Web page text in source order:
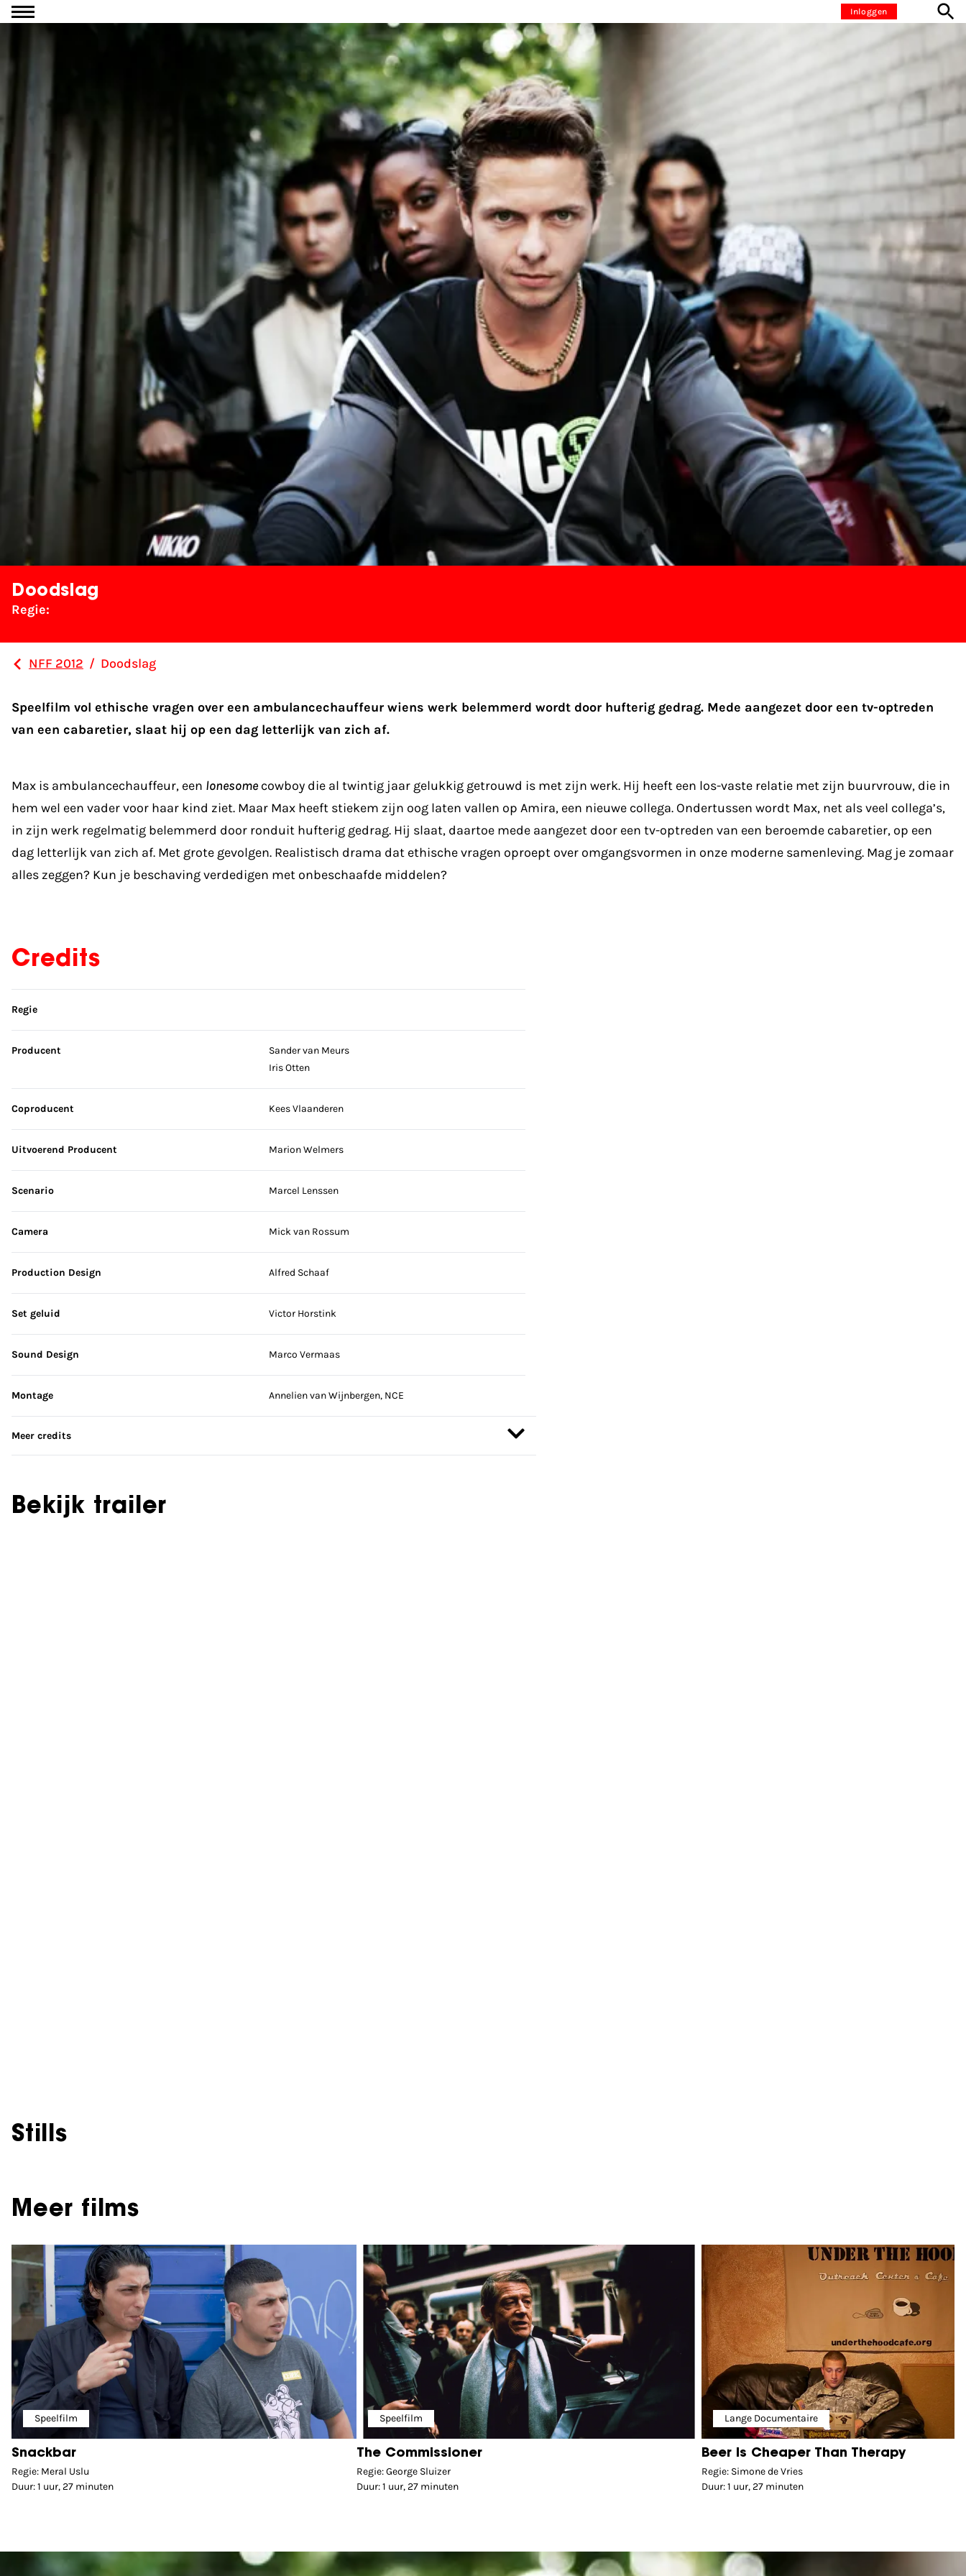
Ga naar inhoud Inloggen
Doodslag
Regie:
NFF 2012 / Doodslag
Speelfilm vol ethische vragen over een ambulancechauffeur wiens werk belemmerd wordt door hufterig gedrag. Mede aangezet door een tv-optreden
van een cabaretier, slaat hij op een dag letterlijk van zich af.
Max is ambulancechauffeur, een lonesome cowboy die al twintig jaar gelukkig getrouwd is met zijn werk. Hij heeft een los-vaste relatie met zijn buurvrouw, die in
hem wel een vader voor haar kind ziet. Maar Max heeft stiekem zijn oog laten vallen op Amira, een nieuwe collega. Ondertussen wordt Max, net als veel collega’s,
in zijn werk regelmatig belemmerd door ronduit hufterig gedrag. Hij slaat, daartoe mede aangezet door een tv-optreden van een beroemde cabaretier, op een
dag letterlijk van zich af. Met grote gevolgen. Realistisch drama dat ethische vragen oproept over omgangsvormen in onze moderne samenleving. Mag je zomaar
alles zeggen? Kun je beschaving verdedigen met onbeschaafde middelen?
Credits
Sla credits over
Regie
Producent
Sander van Meurs
Iris Otten
Coproducent Kees Vlaanderen
Uitvoerend Producent Marion Welmers
Scenario Marcel Lenssen
Camera Mick van Rossum
Production Design Alfred Schaaf
Set geluid Victor Horstink
Sound Design Marco Vermaas
Montage Annelien van Wijnbergen, NCE
Meer credits
Bekijk trailer
Stills
Meer films
Speelfilm
Snackbar
Regie: Meral Uslu
Duur: 1 uur, 27 minuten
Speelfilm
The Commissioner
Regie: George Sluizer
Duur: 1 uur, 27 minuten
Lange Documentaire
Beer Is Cheaper Than Therapy
Regie: Simone de Vries
Duur: 1 uur, 27 minuten